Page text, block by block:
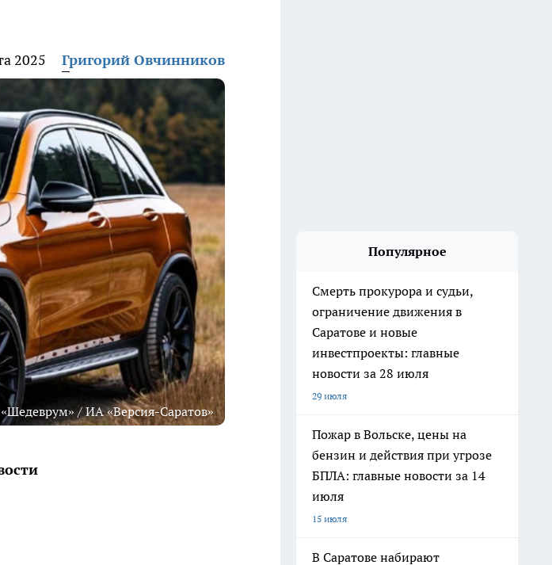
2025 Григорий Овчинников
/ ИА «Версия-Саратов»
Популярное
Смерть прокурора и судьи,
ограничение движения в
Саратове и новые
инвестпроекты: главные
новости за 28 июля
29 июля
Пожар в Вольске, цены на
бензин и действия при угрозе
БПЛА: главные новости за 14
июля
15 июля
В Саратове набирают